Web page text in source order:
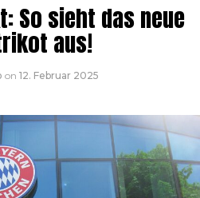
So sieht das neue
aus!
on 12. Februar 2025